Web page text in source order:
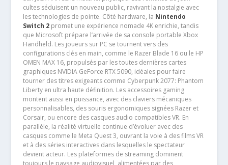
cultes séduisent un nouveau public, ravivant la nostalgie avec
les technologies de pointe. Côté hardware, la Nintendo
Switch 2promet une expérience nomade 4K enrichie, tandis
que Microsoft prépare l’arrivée de sa console portable Xbox
Handheld. Les joueurs sur PC se tournent vers des
configurations clés en main, comme le Razer Blade 16 ou le HP
OMEN MAX 16, propulsés par les toutes dernières cartes
graphiques NVIDIA GeForce RTX 5090, idéales pour faire
tourner des titres exigeants comme Cyberpunk 2077: Phantom
Liberty en ultra haute définition. Les accessoires gaming
montent aussi en puissance, avec des claviers mécaniques
personnalisables, des souris ergonomiques signées Razer et
Corsair, ou encore des casques audio compatibles VR. En
parallèle, la réalité virtuelle continue d’évoluer avec des
casques comme le Meta Quest 3, ouvrant la voie à des films VR
et à des séries interactives dans lesquelles le spectateur
devient acteur. Les plateformes de streaming dominent